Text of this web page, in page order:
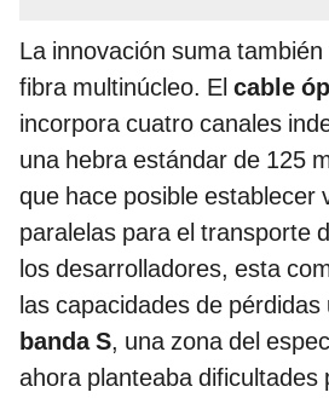
La innovación suma
fibra multinúcleo. El cable
incorpora cuatro canales
una hebra estándar de 125
que hace posible establecer
paralelas para el transporte
los desarrolladores, esta
las capacidades de
banda S, una zona del
ahora planteaba dificultades